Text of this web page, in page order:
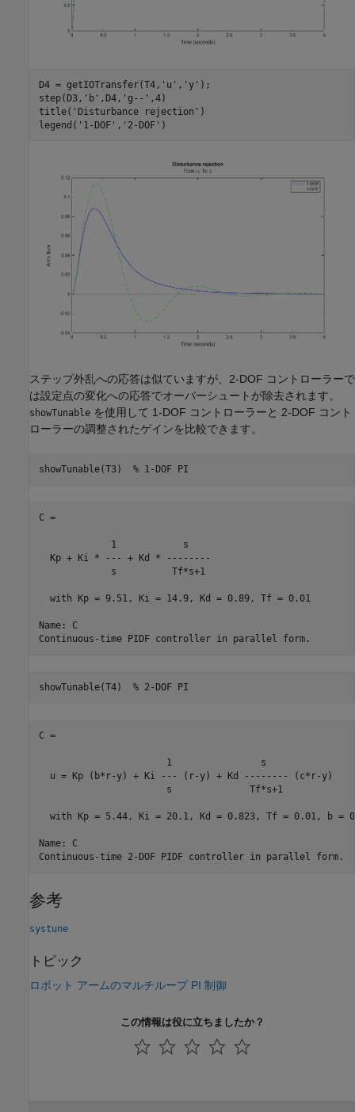
D4 = getIOTransfer(T4, 'u' , 'y' );
step(D3, 'b' ,D4, 'g--' ,4)
title( 'Disturbance rejection' )
legend( '1-DOF' , '2-DOF'
ステップ外乱への応答は似ていますが、2-DOF コントローラーで
は設定点の変化への応答でオーバーシュートが除去されます。
showTunable を使用して 1-DOF コントローラーと 2-DOF コント
ローラーの調整されたゲインを比較できます。
showTunable(T3) % 1-DOF PI
C =
             1            s
  Kp + Ki * --- + Kd * --------
             s          Tf*s+1
  with Kp = 9.51, Ki = 14.9, Kd = 0.89, Tf = 0.01
Name: C
showTunable(T4) % 2-DOF PI
C =
                       1                s
  u = Kp (b*r-y) + Ki --- (r-y) + Kd -------- (c*r-y)
                       s              Tf*s+1
with Kp = 5.44, Ki = 20.1, Kd = 0.823, Tf = 0.01, b =
Name: C
参考
systune
トピック
ロボット アームのマルチループ PI 制御
この情報は役に立ちましたか？